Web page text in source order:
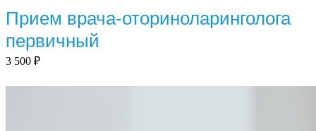
Прием врача-оториноларинголога
первичный
3 500 ₽